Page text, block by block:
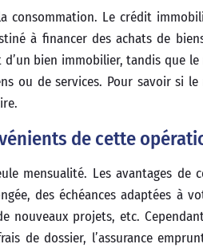
Le crédit
à financer des achats de
bien immobilier, tandis que
ou de services. Pour savoir si
de cette
mensualité. Les avantages de
des échéances adaptées à
nouveaux projets, etc.
de dossier, l’assurance